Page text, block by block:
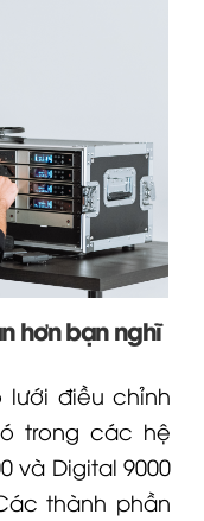
hơn bạn nghĩ
lưới điều chỉnh
trong các hệ
và Digital 9000
thành phần